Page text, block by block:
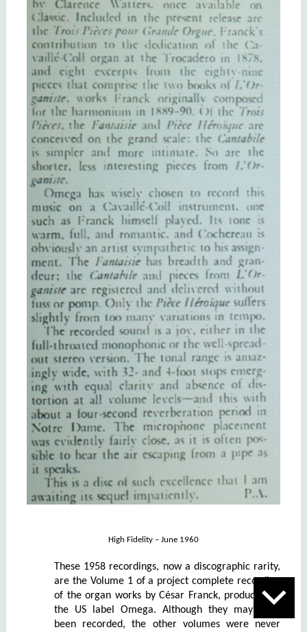
High Fidelity – June 1960
These 1958 recordings, now a discographic rarity,
are the Volume 1 of a project complete recording
of the organ works by César Franck, produced by
the US label Omega. Although they may have
been recorded, the other volumes were never